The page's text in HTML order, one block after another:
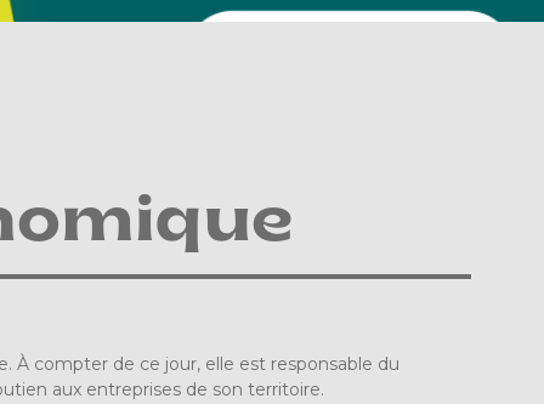
À compter de ce jour, elle est responsable du
aux entreprises de son territoire.